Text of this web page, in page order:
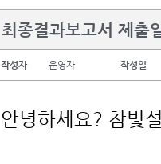
최종결과보고서 제
작성자 운영자 작성일
안녕하세요? 참빛